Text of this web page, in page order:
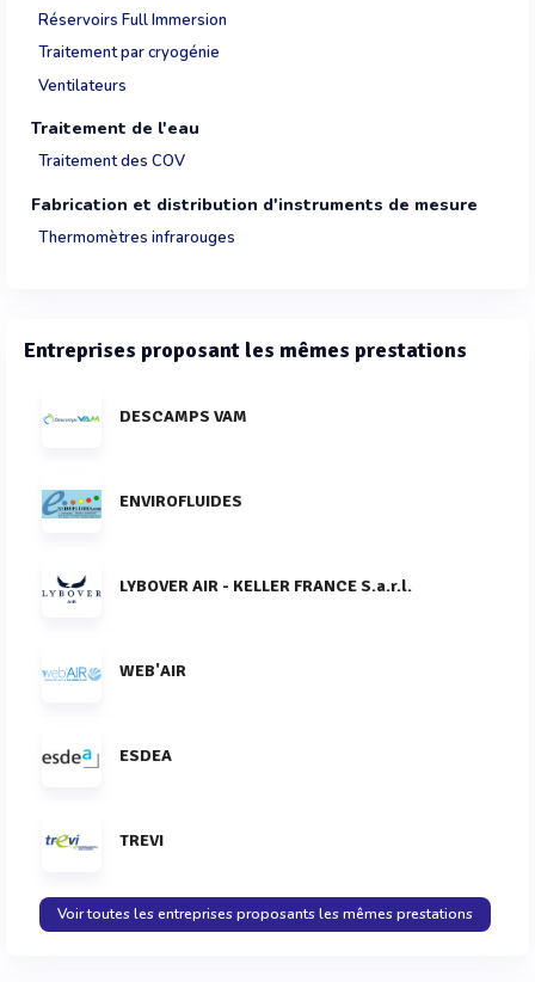
Réservoirs Full Immersion
Traitement par cryogénie
Ventilateurs
Traitement de l'eau
Traitement des COV
Fabrication et distribution d'instruments de mesure
Thermomètres infrarouges
Entreprises proposant les mêmes prestations
DESCAMPS VAM
ENVIROFLUIDES
LYBOVER AIR - KELLER FRANCE S.a.r.l.
WEB'AIR
ESDEA
TREVI
Voir toutes les entreprises proposants les mêmes prestations